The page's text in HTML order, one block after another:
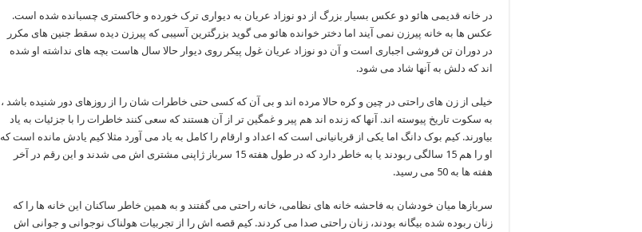
در خانه قدیمی هائو دو عکس بسیار بزرگ از دو نوزاد عریان به دیواری ترک خورده و خاکستری چسبانده شده است.
عکس ها به خانه پیرزن نمی آیند اما دختر خوانده هائو می گوید بزرگترین آسیبی که پیرزن دیده سقط جنین های مکرر
در دوران تن فروشی اجباری است و آن دو نوزاد عریان غول پیکر روی دیوار حالا سال هاست بچه های نداشته او شده
اند که دلش به آنها شاد می شود.
خیلی از زن های راحتی در چین و کره حالا مرده اند و بی آن که کسی حتی خاطرات شان را از روزهای دور شنیده باشد ،
به سکوت تاریخ پیوسته اند. آنها که زنده اند هم پیر و غمگین تر از آن هستند که سعی کنند خاطرات را با جزئیات به یاد
بیاورند. کیم بوک دانگ اما یکی از قربانیانی است که اعداد و ارقام را کامل به یاد می آورد مثلا کیم یادش مانده است که
او را هم 15 سالگی ربودند یا به خاطر دارد که در طول هفته 15 سرباز ژاپنی مشتری اش می شدند و این رقم در آخر
هفته ها به 50 می رسید.
سربازها میان خودشان به فاحشه خانه های نظامی، خانه راحتی می گفتند و به همین خاطر ساکنان این خانه ها را که
زنان ربوده شده بیگانه بودند، زنان راحتی صدا می کردند. کیم قصه اش را از تجربیات هولناک نوجوانی و جوانی اش